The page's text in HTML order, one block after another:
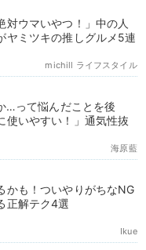
対ウマいやつ！」中の人
ヤミツキの推しグルメ5連
michill ライフスタイル
…って悩んだことを後
使いやすい！」通気性抜
海原藍
かも！ついやりがちなNG
正解テク4選
Ikue